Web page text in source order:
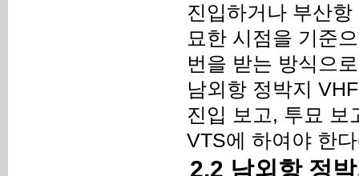
진입하거나 부산
묘한 시점을 기준
번을 받는 방식으
남외항 정박지
진입 보고, 투묘 보
VTS에 하여야 한
2.2 남외항 정